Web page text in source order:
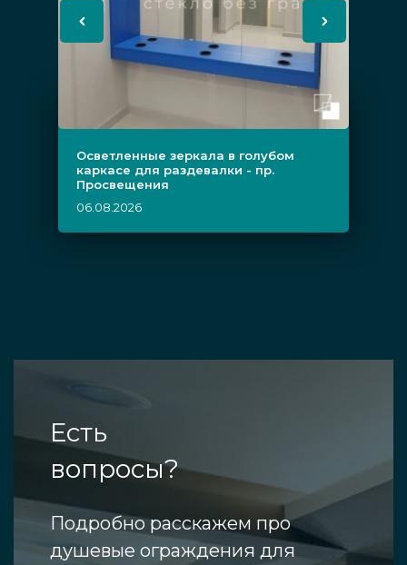
Осветленные зеркала в голубом
каркасе для раздевалки - пр.
Просвещения
06.08.2026
Есть
вопросы?
Подробно расскажем про
душевые ограждения для